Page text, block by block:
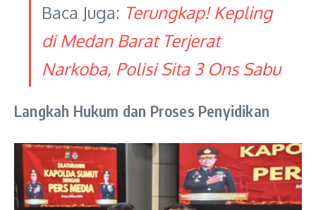
Baca Juga: Terungkap! Kepling
di Medan Barat Terjerat
Narkoba, Polisi Sita 3 Ons Sabu
Langkah Hukum dan Proses Penyidikan